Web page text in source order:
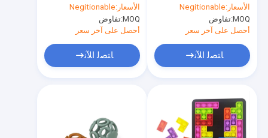
منتجات
مقاومة للحرارة دائم
الأسعار:Negitionable
MOQ: تفاوض
أحصل على آخر سعر
ﺎﺘﺼﻟ ﺍﻶﻧ
مضادة للاهتراء للطفل
الأسعار:Negitionable
MOQ: تفاوض
أحصل على آخر سعر
ﺎﺘﺼﻟ ﺍﻶﻧ